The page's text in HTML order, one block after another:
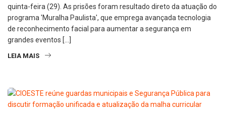
quinta-feira (29). As prisões foram resultado direto da atuação do
programa 'Muralha Paulista', que emprega avançada tecnologia
de reconhecimento facial para aumentar a segurança em
grandes eventos […]
LEIA MAIS